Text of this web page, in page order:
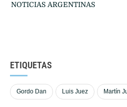
NOTICIAS ARGENTINAS
ETIQUETAS
Gordo Dan Luis Juez Martín